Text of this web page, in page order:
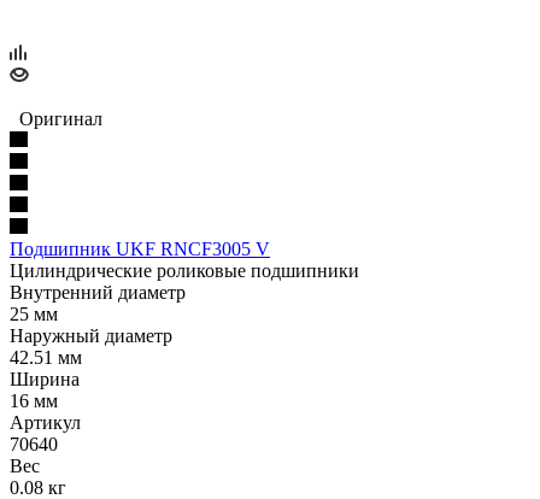
Оригинал
Подшипник UKF RNCF3005 V
Цилиндрические роликовые подшипники
Внутренний диаметр
25 мм
Наружный диаметр
42.51 мм
Ширина
16 мм
Артикул
70640
Вес
0.08 кг